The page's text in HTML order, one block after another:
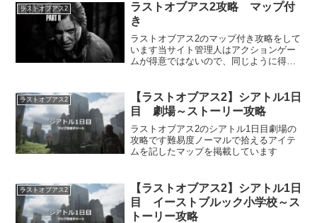
ラストオブアス2
ラストオブアス2攻略 マップ付
き
ラストオブアス2のマップ付き攻略をして
います当サイト管理人はアクションゲー
ムが得意ではないので、同じように得意
ラストオブアス2
【ラストオブアス2】シアトル1日
目 劇場～ストーリー攻略
ラストオブアス2のシアトル1日目劇場の
攻略です難易度ノーマルで拾えるアイテ
ムを記したマップを掲載しています
ラストオブアス2
【ラストオブアス2】シアトル1日
目 イーストブルック小学校～ス
トーリー攻略